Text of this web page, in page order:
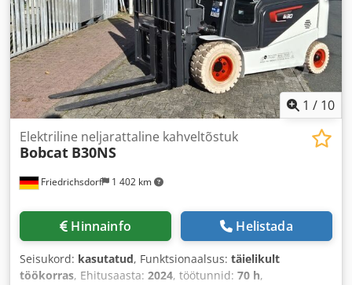
1 / 10
Friedrichsdorf 1 402 km
Elektriline neljarattaline kahveltõstuk
Bobcat B30NS
Hinnainfo Helistada
Seisukord: kasutatud, Funktsionaalsus: täielikult
töökorras, Ehitusaasta: 2024, töötunnid: 70 h,